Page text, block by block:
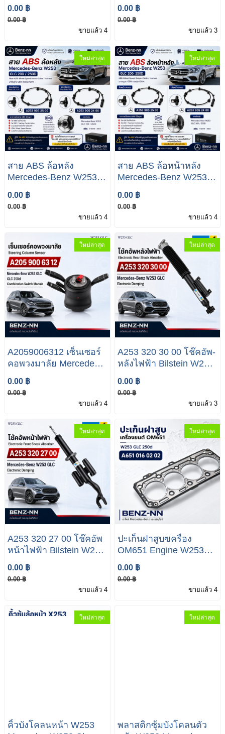
Mercedes A221 820 21
01 W117 W246 W176
W156 W205 W253
W218 W212
0.00 ฿
0.00 ฿
ขายแล้ว 4
905 27 01 MERCEDES
BENZ W253 GLC 220D
OM651
0.00 ฿
0.00 ฿
ขายแล้ว 3
ใหม่ล่าสุด
สาย ABS ล้อหลัง
Mercedes-Benz W253
A253 905 25 00 A253
905 24 00
0.00 ฿
0.00 ฿
ขายแล้ว 4
ใหม่ล่าสุด
สาย ABS ล้อหน้าหลัง
Mercedes-Benz W253
A253 905 25 00 A253
905 24 00
0.00 ฿
0.00 ฿
ขายแล้ว 4
ใหม่ล่าสุด
A2059006312 เซ็นเซอร์
คอพวงมาลัย Mercedes-
Benz W253 GLC 250D
0.00 ฿
0.00 ฿
ขายแล้ว 4
ใหม่ล่าสุด
A253 320 30 00 โช๊คอัพ-
หลังไฟฟ้า Bilstein W253
Mercedes Benz W253
GLC
0.00 ฿
0.00 ฿
ขายแล้ว 3
ใหม่ล่าสุด
A253 320 27 00 โช๊คอัพ
หน้าไฟฟ้า Bilstein W253
Mercedes Benz W253
GLC A253 320 28 00 โช๊
คอัพหน้าไฟฟ้า Bilstein
W253 GLC
0.00 ฿
0.00 ฿
ขายแล้ว 4
ใหม่ล่าสุด
ปะเก็นฝาสูบฃครื่อง
OM651 Engine W253
GLC 250D A651 016 02
02
0.00 ฿
0.00 ฿
ขายแล้ว 4
ใหม่ล่าสุด
คิ้วบังโคลนหน้า W253
ใหม่ล่าสุด
พลาสติกซุ้มบังโคลนตัว